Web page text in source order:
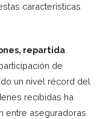
características
repartida
de
un nivel récord del
recibidas ha
entre aseguradoras